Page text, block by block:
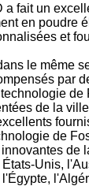
fait un
en poudre
et
le même
par
de la
de
Unis,